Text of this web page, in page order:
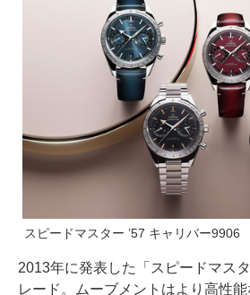
スピードマスター ’57 キャリバー9906
2013年に発表した「スピードマス
レード。ムーブメントはより高性